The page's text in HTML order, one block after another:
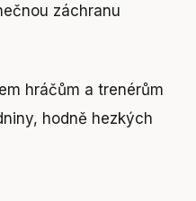
záchranu
hráčům a trenérům
hodně hezkých